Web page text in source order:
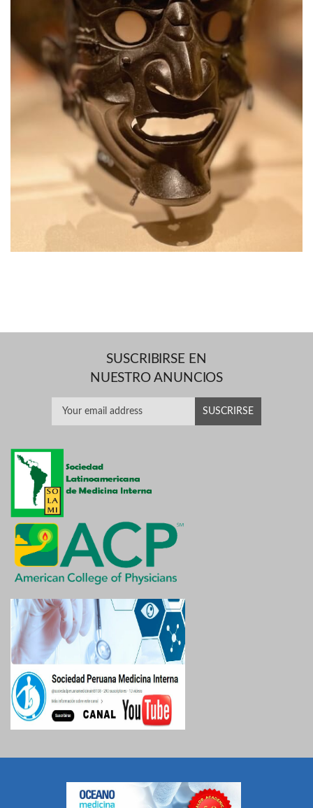
SUSCRIBIRSE EN
NUESTRO ANUNCIOS